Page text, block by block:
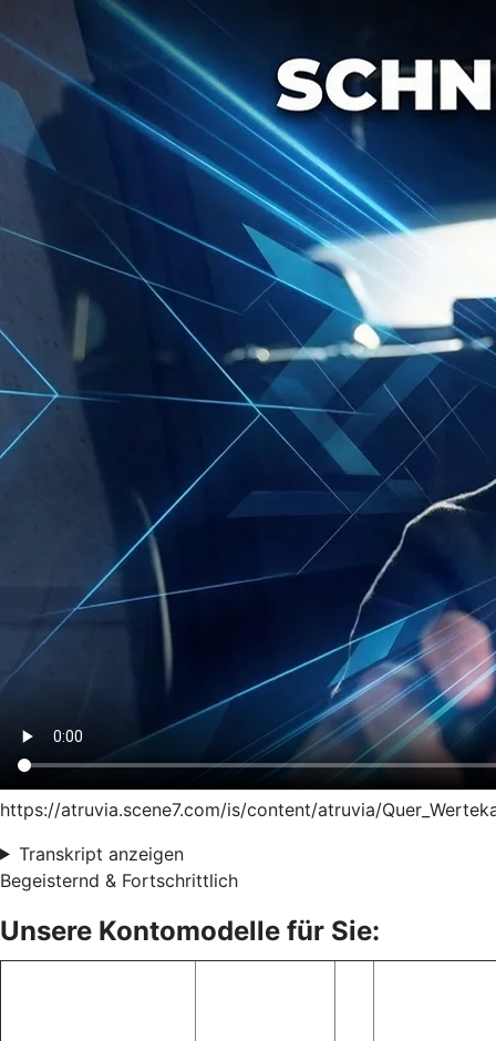
https://atruvia.scene7.com/is/content/atruvia/
Transkript anzeigen
Begeisternd & Fortschrittlich
Unsere Kontomodelle für Sie: